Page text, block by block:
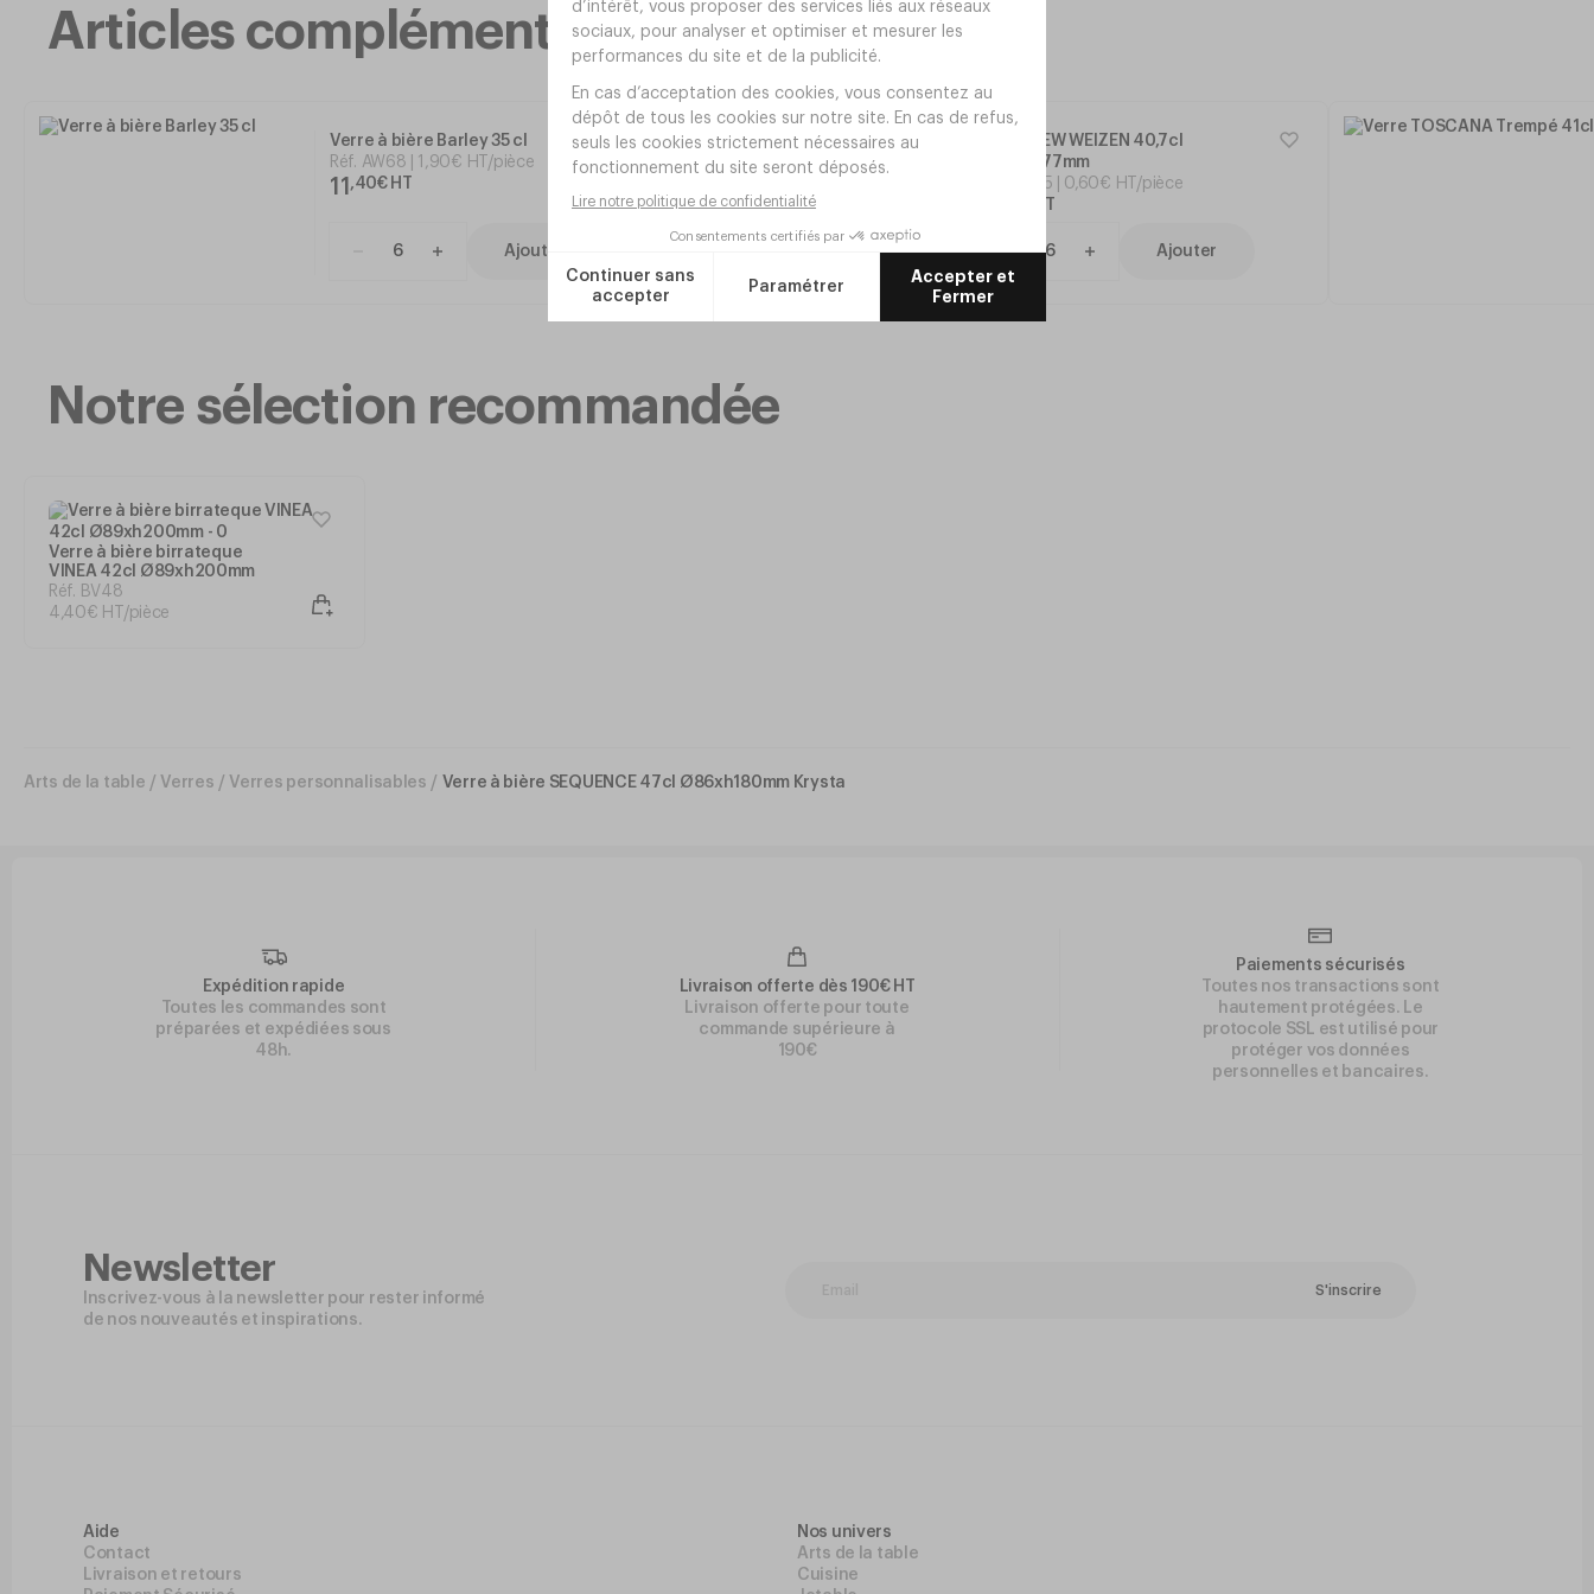
Articles complémentaires
Verre à bière Barley 35 cl
Réf. AW68 ,90€ HT/pièce
11,40€ HT
Ajouter
Verre NEW WEIZEN 40,7cl
Ø73xh177mm
CL85 0,60€ HT/pièce
Ajouter
Notre sélection recommandée
Verre à bière birrateque
VINEA 42cl Ø89xh200mm
Réf. BV48
4 40€ HT/pièce
Arts de la table / Verres / Verres personnalisables / Verre à bière SEQUENCE 47cl Ø86xh180mm Krysta
Expédition rapide
Toutes les commandes sont
préparées et expédiées sous
48h.
Livraison offerte dès 190€ HT
Livraison offerte pour toute
commande supérieure à
190€
Paiements sécurisés
Toutes nos transactions sont
hautement protégées. Le
protocole SSL est utilisé pour
protéger vos données
personnelles et bancaires.
Newsletter
Inscrivez-vous à la newsletter pour rester informé
de nos nouveautés et inspirations.
S'inscrire
Aide
Contact
Livraison et retours
Nos univers
Arts de la table
Cuisine